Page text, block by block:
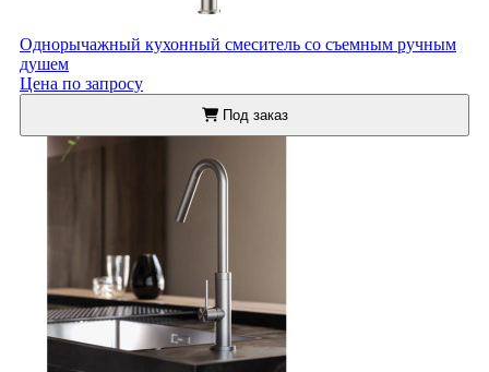
Однорычажный кухонный смеситель со съемным ручным
душем
Цена по запросу
Под заказ